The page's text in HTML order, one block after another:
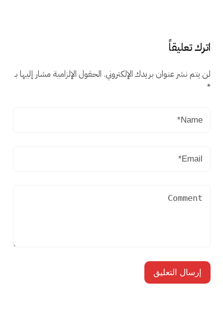
اترك تعليقاً
لن يتم نشر عنوان بريدك الإلكتروني. الحقول الإلزامية مشار إليها بـ
*